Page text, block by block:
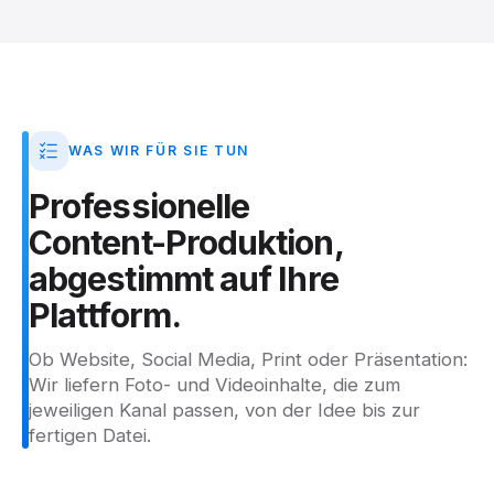
WAS WIR FÜR SIE TUN
Professionelle
Content-Produktion,
abgestimmtauf Ihre
Plattform.
Ob Website, Social Media, Print oder Präsentation:
Wir liefern Foto- und Videoinhalte, die zum
jeweiligen Kanal passen, von der Idee bis zur
fertigen Datei.